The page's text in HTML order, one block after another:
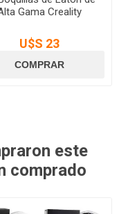
Gama Creality
U$S 23
este
comprado